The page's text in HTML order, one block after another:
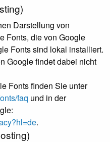
Darstellung von
Fonts, die von Google
Fonts sind lokal installiert.
Google findet dabei nicht
Fonts finden Sie unter
faq und in der
.